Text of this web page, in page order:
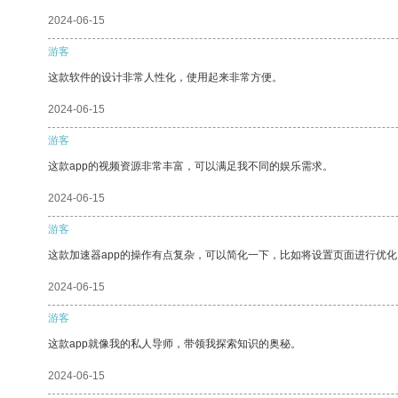
2024-06-15
游客
这款软件的设计非常人性化，使用起来非常方便。
2024-06-15
游客
这款app的视频资源非常丰富，可以满足我不同的娱乐需求。
2024-06-15
游客
这款加速器app的操作有点复杂，可以简化一下，比如将设置页面进行优
2024-06-15
游客
这款app就像我的私人导师，带领我探索知识的奥秘。
2024-06-15